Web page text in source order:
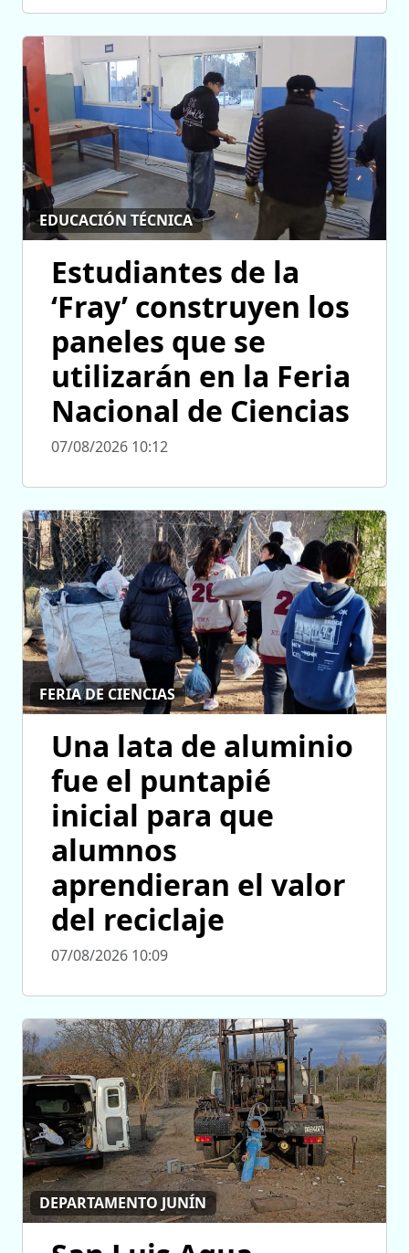
EDUCACIÓN TÉCNICA
Estudiantes de la
‘Fray’ construyen los
paneles que se
utilizarán en la Feria
Nacional de Ciencias
07/08/2026 10:12
FERIA DE CIENCIAS
Una lata de aluminio
fue el puntapié
inicial para que
alumnos
aprendieran el valor
del reciclaje
07/08/2026 10:09
DEPARTAMENTO JUNÍN